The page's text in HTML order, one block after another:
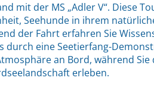
mit der MS „Adler V“. Diese
Seehunde in ihrem
der Fahrt erfahren Sie
durch eine Seetierfang-
an Bord, während Sie
erleben.